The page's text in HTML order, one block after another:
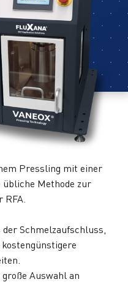
Pressling mit einer
Methode zur
RFA.
Schmelzaufschluss,
Auswahl an